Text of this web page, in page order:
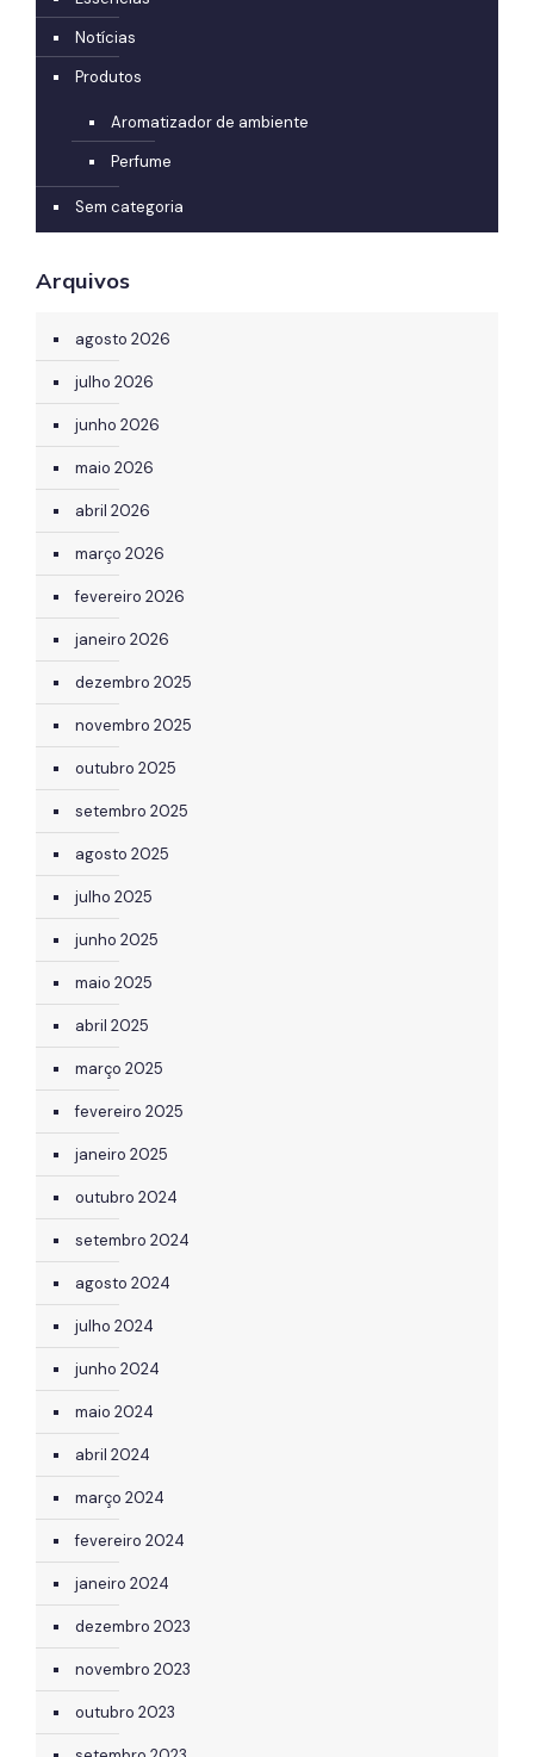
Notícias
Produtos
Aromatizador de ambiente
Perfume
Sem categoria
Arquivos
agosto 2026
julho 2026
junho 2026
maio 2026
abril 2026
março 2026
fevereiro 2026
janeiro 2026
dezembro 2025
novembro 2025
outubro 2025
setembro 2025
agosto 2025
julho 2025
junho 2025
maio 2025
abril 2025
março 2025
fevereiro 2025
janeiro 2025
outubro 2024
setembro 2024
agosto 2024
julho 2024
junho 2024
maio 2024
abril 2024
março 2024
fevereiro 2024
janeiro 2024
dezembro 2023
novembro 2023
outubro 2023